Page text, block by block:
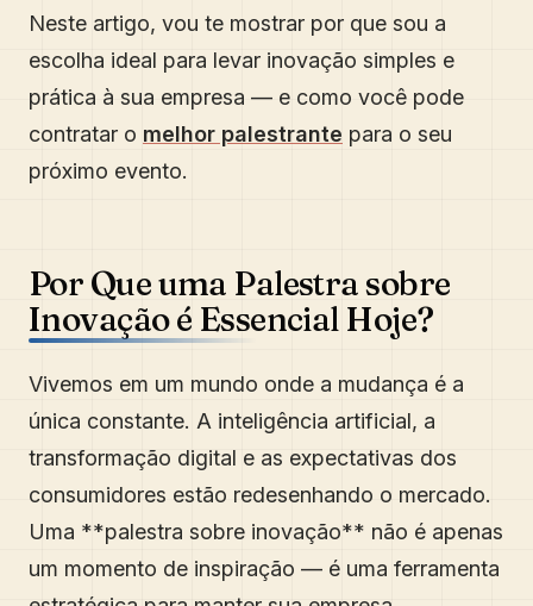
Neste artigo, vou te mostrar por que sou a
escolha ideal para levar inovação simples e
prática à sua empresa — e como você pode
contratar o melhor palestrante para o seu
próximo evento.
Por Que uma Palestra sobre
Inovação é Essencial Hoje?
Vivemos em um mundo onde a mudança é a
única constante. A inteligência artificial, a
transformação digital e as expectativas dos
consumidores estão redesenhando o mercado.
Uma **palestra sobre inovação** não é apenas
um momento de inspiração — é uma ferramenta